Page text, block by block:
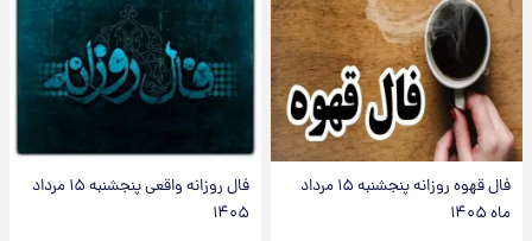
فال قهوه روزانه پنجشنبه ۱۵ مرداد
ماه ۱۴۰۵
فال روزانه واقعی پنجشنبه ۱۵ مرداد
۱۴۰۵